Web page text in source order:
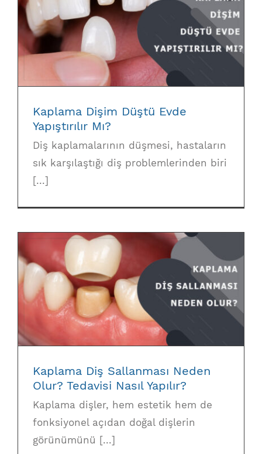
Kaplama Dişim Düştü Evde Yapıştırılır Mı?
Kaplama Dişim Düştü Evde
Yapıştırılır Mı?
Diş kaplamalarının düşmesi, hastaların
sık karşılaştığı diş problemlerinden biri
[...]
Kaplama Diş Sallanması Neden Olur?
Tedavisi Nasıl Yapılır?
Kaplama Diş Sallanması Neden
Olur? Tedavisi Nasıl Yapılır?
Kaplama dişler, hem estetik hem de
fonksiyonel açıdan doğal dişlerin
görünümünü [...]